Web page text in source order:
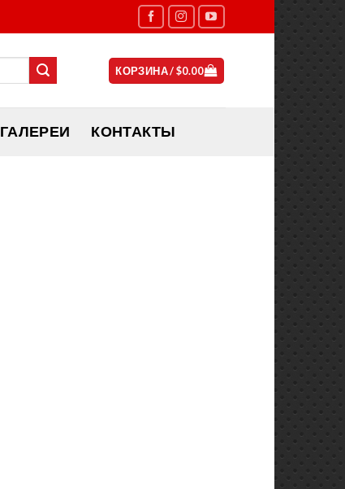
КОРЗИНА /$0.00
ГАЛЕРЕИ КОНТАКТЫ